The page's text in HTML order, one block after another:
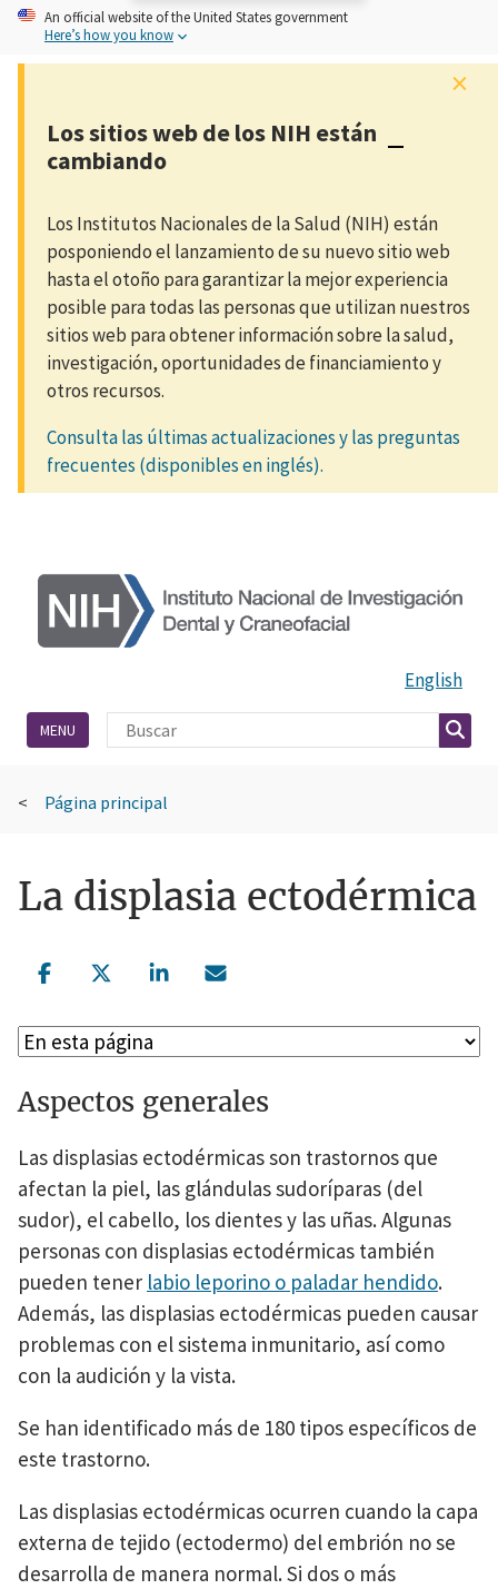
An official website of the United States government
Here’s how you know
×
Los sitios web de los NIH están
cambiando
Los Institutos Nacionales de la Salud (NIH) están
posponiendo el lanzamiento de su nuevo sitio web
hasta el otoño para garantizar la mejor experiencia
posible para todas las personas que utilizan nuestros
sitios web para obtener información sobre la salud,
investigación, oportunidades de financiamiento y
otros recursos.
Consulta las últimas actualizaciones y las preguntas
frecuentes (disponibles en inglés).
English
Búsqueda del sitio
MENU
Página principal
La displasia ectodérmica
Aspectos generales
Las displasias ectodérmicas son trastornos que
afectan la piel, las glándulas sudoríparas (del
sudor), el cabello, los dientes y las uñas. Algunas
personas con displasias ectodérmicas también
pueden tener labio leporino o paladar hendido.
Además, las displasias ectodérmicas pueden causar
problemas con el sistema inmunitario, así como
con la audición y la vista.
Se han identificado más de 180 tipos específicos de
este trastorno.
Las displasias ectodérmicas ocurren cuando la capa
externa de tejido (ectodermo) del embrión no se
desarrolla de manera normal. Si dos o más